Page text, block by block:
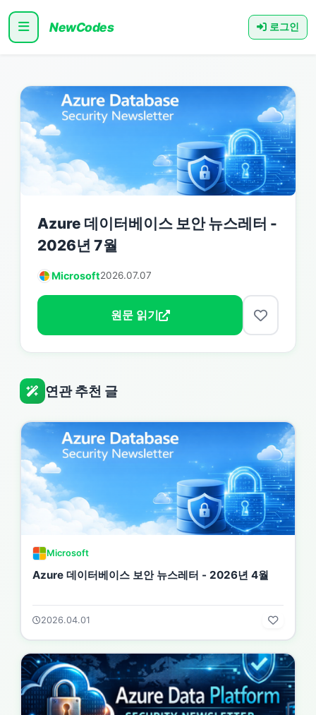
NewCodes 로그인
Azure 데이터베이스 보안 뉴스레터 -
2026년 7월
Microsoft2026.07.07
원문 읽기
연관 추천 글
Microsoft
Azure 데이터베이스 보안 뉴스레터 - 2026년 4월
2026.04.01